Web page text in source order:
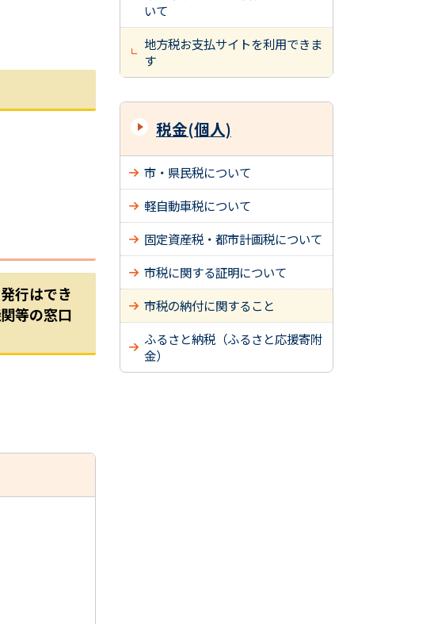
行はでき
等の窓口
いて
地方税お支払サイトを利用できま
す
税金(個人)
市・県民税について
軽自動車税について
固定資産税・都市計画税について
市税に関する証明について
市税の納付に関すること
ふるさと納税（ふるさと応援寄附
金）